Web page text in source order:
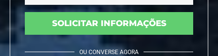
SOLICITAR INFORMAÇÕES
OU CONVERSE AGORA